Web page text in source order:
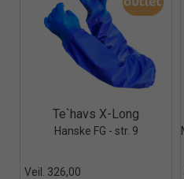
Quick View+
Te`havs X-Long
Hanske FG - str. 9
Veil. 326,00